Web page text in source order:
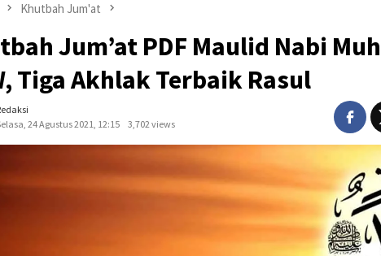
Khutbah Jum'at
Jum’at PDF Maulid Nabi
Tiga Akhlak Terbaik Rasul
24 Agustus 2021, 12:15
3,702 views